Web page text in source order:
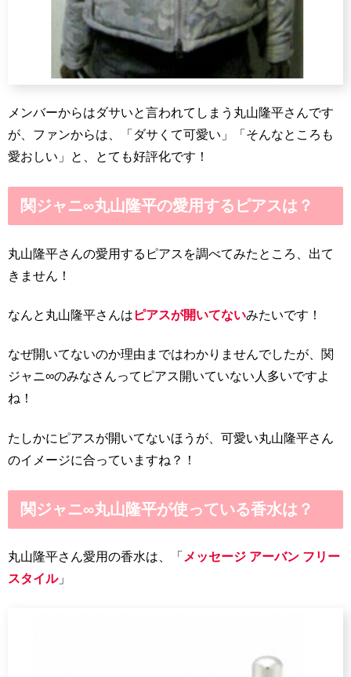
メンバーからはダサいと言われてしまう丸山隆平さんです
が、ファンからは、「ダサくて可愛い」「そんなところも
愛おしい」と、とても好評化です！
関ジャニ∞丸山隆平の愛用するピアスは？
丸山隆平さんの愛用するピアスを調べてみたところ、出て
きません！
なんと丸山隆平さんは ピアスが開いてないみたいです！
なぜ開いてないのか理由まではわかりませんでしたが、関
ジャニ∞のみなさんってピアス開いていない人多いですよ
ね！
たしかにピアスが開いてないほうが、可愛い丸山隆平さん
のイメージに合っていますね？！
関ジャニ∞丸山隆平が使っている香水は？
丸山隆平さん愛用の香水は、「 メッセージ アーバン フリー
スタイル」